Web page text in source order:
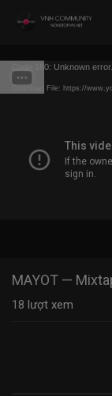
Code 150: Unknown error.
Download File: https://
MAYOT —
18 lượt xem